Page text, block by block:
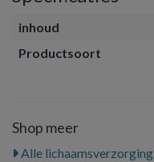
inhoud
Productsoort
Shop meer
Alle lichaamsverzorging